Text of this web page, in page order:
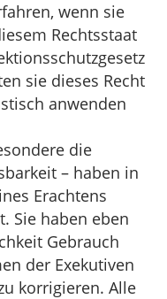
wenn sie
Rechtsstaat
sie dieses Recht
anwenden
die
– haben in
Erachtens
Sie haben eben
Gebrauch
der Exekutiven
korrigieren. Alle